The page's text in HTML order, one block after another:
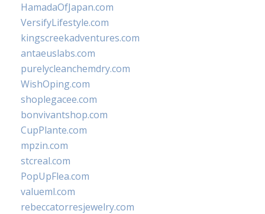
HamadaOfJapan.com
VersifyLifestyle.com
kingscreekadventures.com
antaeuslabs.com
purelycleanchemdry.com
WishOping.com
shoplegacee.com
bonvivantshop.com
CupPlante.com
mpzin.com
stcreal.com
PopUpFlea.com
valueml.com
rebeccatorresjewelry.com